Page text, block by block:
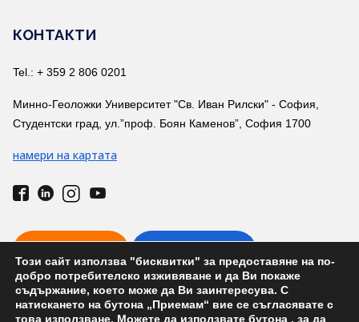
КОНТАКТИ
Tel.: + 359 2 806 0201
Минно-Геоложки Университет "Св. Иван Рилски" - София,
Студентски град, ул.”проф. Боян Каменов”, София 1700
намери на картата
Този сайт използва "бисквитки" за предоставяне на по-
добро потребителско изживяване и да Ви покаже
съдържание, което може да Ви заинтересува. С
натискането на бутона „Приемам“ вие се съгласявате с
това използване. Можете да използвате бутона , за да